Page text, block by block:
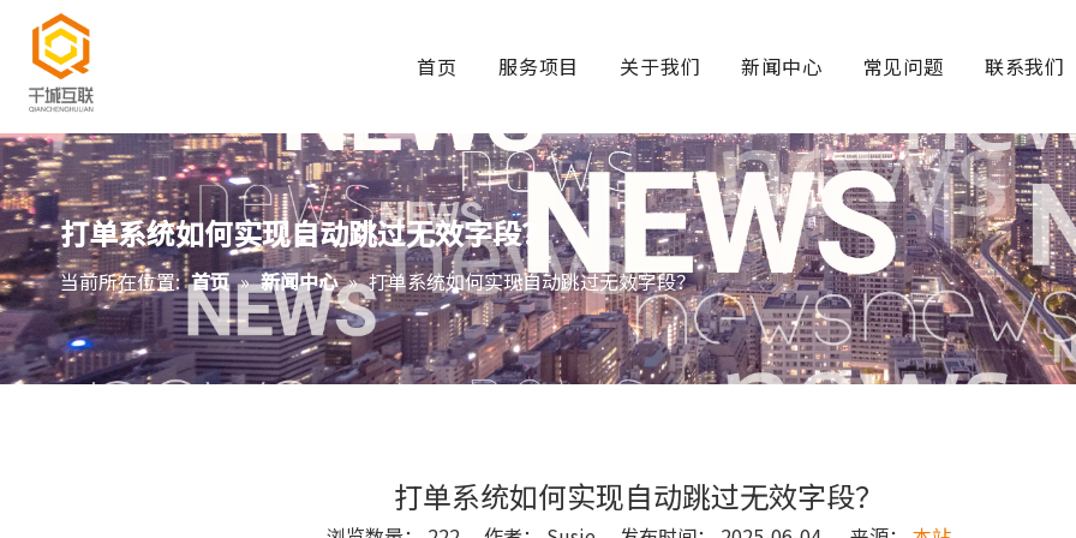
首页 服务项目 关于我们 新闻中心 常见问题 联系我们
打单系统如何实现自动跳过无效字段？
当前所在位置: 首页 » 新闻中心 » 打单系统如何实现自动跳过无效字段？
打单系统如何实现自动跳过无效字段？